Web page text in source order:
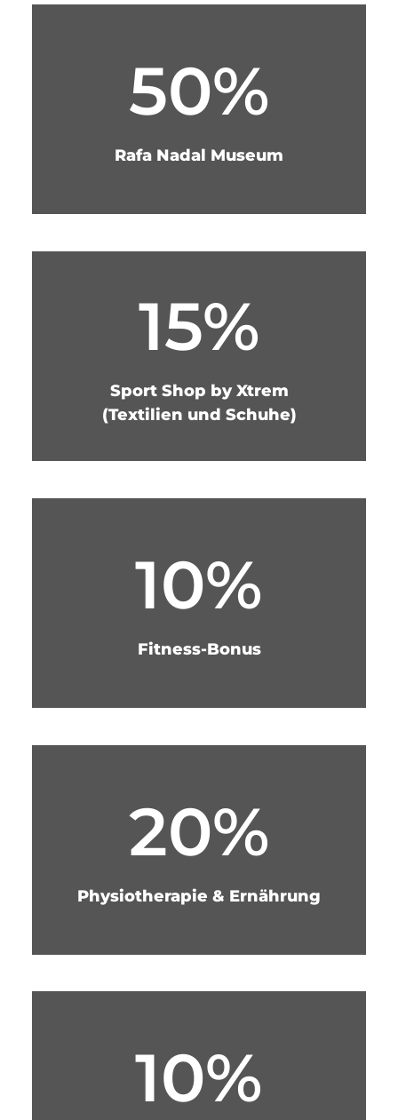
50%
Rafa Nadal Museum
15%
Sport Shop by Xtrem
(Textilien und Schuhe)
10%
Fitness-Bonus
20%
Physiotherapie & Ernährung
10%